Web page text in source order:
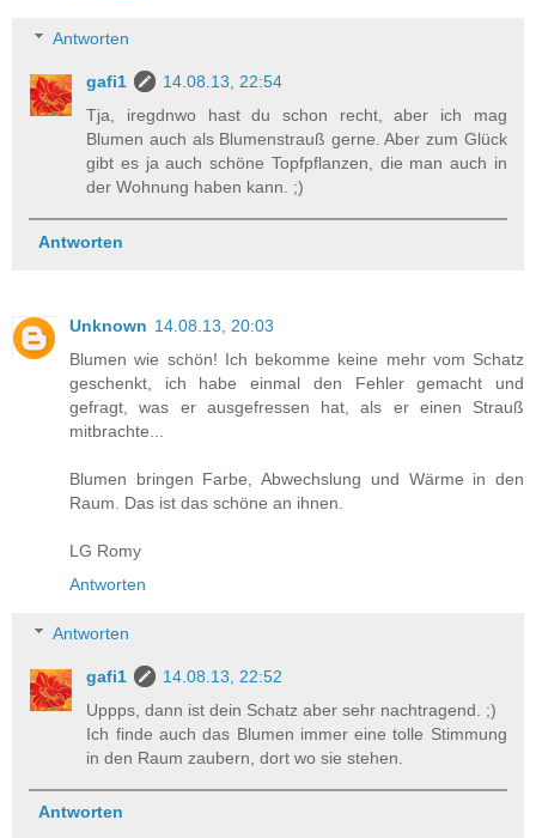
Antworten
gafi1
14.08.13, 22:54
Tja, iregdnwo hast du schon recht, aber ich mag
Blumen auch als Blumenstrauß gerne. Aber zum Glück
gibt es ja auch schöne Topfpflanzen, die man auch in
der Wohnung haben kann. ;)
Antworten
Unknown 14.08.13, 20:03
Blumen wie schön! Ich bekomme keine mehr vom Schatz
geschenkt, ich habe einmal den Fehler gemacht und
gefragt, was er ausgefressen hat, als er einen Strauß
mitbrachte...
Blumen bringen Farbe, Abwechslung und Wärme in den
Raum. Das ist das schöne an ihnen.
LG Romy
Antworten
Antworten
gafi1
14.08.13, 22:52
Uppps, dann ist dein Schatz aber sehr nachtragend. ;)
Ich finde auch das Blumen immer eine tolle Stimmung
in den Raum zaubern, dort wo sie stehen.
Antworten